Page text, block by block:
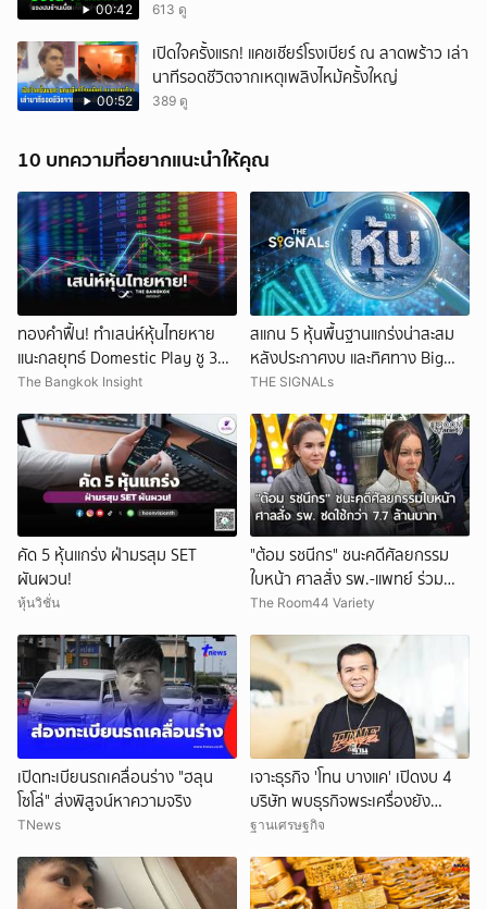
00:42 613 ดู
00:52
เปิดใจครั้งแรก! แคชเชียร์โรงเบียร์ ณ ลาดพร้าว เล่า
นาทีรอดชีวิตจากเหตุเพลิงไหม้ครั้งใหญ่
389 ดู
10 บทความที่อยากแนะนำให้คุณ
ทองคำฟื้น! ทำเสน่ห์หุ้นไทยหาย
แนะกลยุทธ์ Domestic Play ชู 3
หุ้นเด่น
The Bangkok Insight
สแกน 5 หุ้นพื้นฐานแกร่งน่าสะสม
หลังประกาศงบ และทิศทาง Big
Tech ในเวลานี้
THE SIGNALs
คัด 5 หุ้นแกร่ง ฝ่ามรสุม SET
ผันผวน!
หุ้นวิชั่น
"ต้อม รชนีกร" ชนะคดีศัลยกรรม
ใบหน้า ศาลสั่ง รพ.-แพทย์ ร่วม
ชดใช้กว่า 7.7 ล้านบาท
The Room44 Variety
เปิดทะเบียนรถเคลื่อนร่าง "ฮลุน
โซโล่" ส่งพิสูจน์หาความจริง
TNews
เจาะธุรกิจ 'โทน บางแค' เปิดงบ 4
บริษัท พบธุรกิจพระเครื่องยัง
ขาดทุน
ฐานเศรษฐกิจ